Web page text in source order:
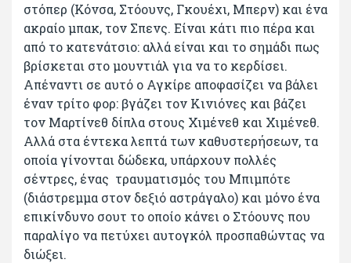
στόπερ (Κόνσα, Στόουνς, Γκουέχι, Μπερν) και ένα
ακραίο μπακ, τον Σπενς. Είναι κάτι πιο πέρα και
από το κατενάτσιο: αλλά είναι και το σημάδι πως
βρίσκεται στο μουντιάλ για να το κερδίσει.
Απέναντι σε αυτό ο Αγκίρε αποφασίζει να βάλει
έναν τρίτο φορ: βγάζει τον Κινιόνες και βάζει
τον Μαρτίνεθ δίπλα στους Χιμένεθ και Χιμένεθ.
Αλλά στα έντεκα λεπτά των καθυστερήσεων, τα
οποία γίνονται δώδεκα, υπάρχουν πολλές
σέντρες, ένας τραυματισμός του Μπιμπότε
(διάστρεμμα στον δεξιό αστράγαλο) και μόνο ένα
επικίνδυνο σουτ το οποίο κάνει ο Στόουνς που
παραλίγο να πετύχει αυτογκόλ προσπαθώντας να
διώξει.